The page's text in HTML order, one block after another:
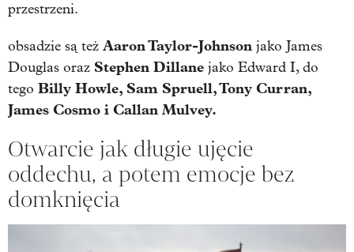
przestrzeni.
obsadzie są też Aaron Taylor-Johnson jako James
Douglas oraz Stephen Dillane jako Edward I, do
tego Billy Howle, Sam Spruell, Tony Curran,
James Cosmo i Callan Mulvey.
Otwarcie jak długie ujęcie
oddechu, a potem emocje bez
domknięcia